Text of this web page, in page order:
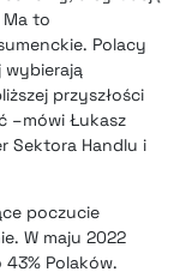
to
Polacy
wybierają
przyszłości
–mówi Łukasz
Sektora Handlu i
poczucie
W maju 2022
Polaków.